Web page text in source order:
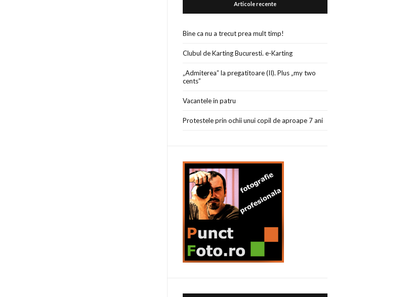
Articole recente
Bine ca nu a trecut prea mult timp!
Clubul de Karting Bucuresti. e-Karting
„Admiterea” la pregatitoare (II). Plus „my two
cents”
Vacantele in patru
Protestele prin ochii unui copil de aproape 7 ani